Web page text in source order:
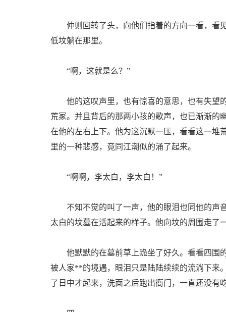
仲则回转了头，向他们指着的方向一看，看
低坟躺在那里。
“啊，这就是么？”
他的这叹声里，也有惊喜的意思，也有失望
荒冢。并且背后的那两小孩的歌声，也已渐渐的
在他的左右上下。他为这沉默一压，看看这一堆
里的一种悲感，竟同江潮似的涌了起来。
“啊啊，李太白，李太白！”
不知不觉的叫了一声，他的眼泪也同他的声
太白的坟墓在活起来的样子。他向坟的周围走了
他默默的在墓前草上跪坐了好久。看看四围
被人家**的境遇，眼泪只是陆陆续续的流淌下来
了日中才起来，洗面之后跑出衙门，一直还没有